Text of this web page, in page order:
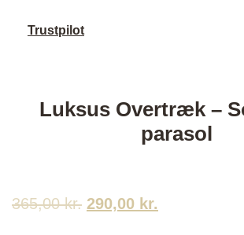
Trustpilot
Luksus Overtræk –
parasol
365,00kr. Den
290,00 kr.